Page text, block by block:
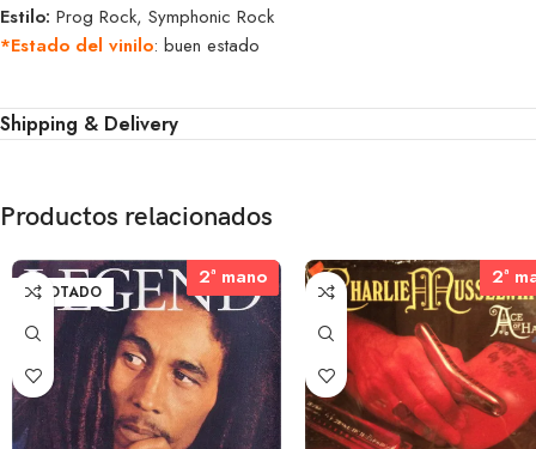
Estilo: Prog Rock, Symphonic Rock
*Estado del vinilo: buen estado
Shipping & Delivery
Productos relacionados
AGOTADO
2ª mano
2ª mano 2ª
2ª